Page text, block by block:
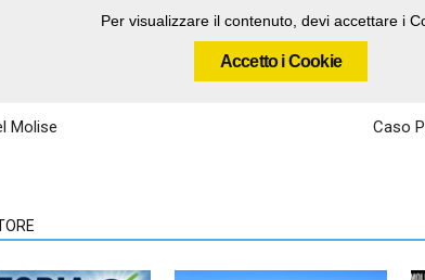
Per visualizzare il contenuto, devi accettare i
Accetto i Cookie
Molise
Caso